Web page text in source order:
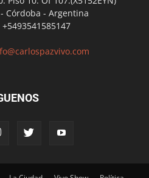
Córdoba - Argentina